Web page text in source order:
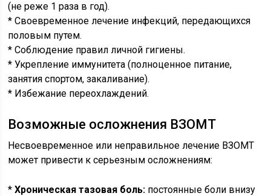
(не реже 1 раза в год).
* Своевременное лечение инфекций, передающихся
половым путем.
* Соблюдение правил личной гигиены.
* Укрепление иммунитета (полноценное питание,
занятия спортом, закаливание).
* Избежание переохлаждений.
Возможные осложнения ВЗОМТ
Несвоевременное или неправильное лечение ВЗОМТ
может привести к серьезным осложнениям:
*Хроническая тазовая боль: постоянные боли внизу